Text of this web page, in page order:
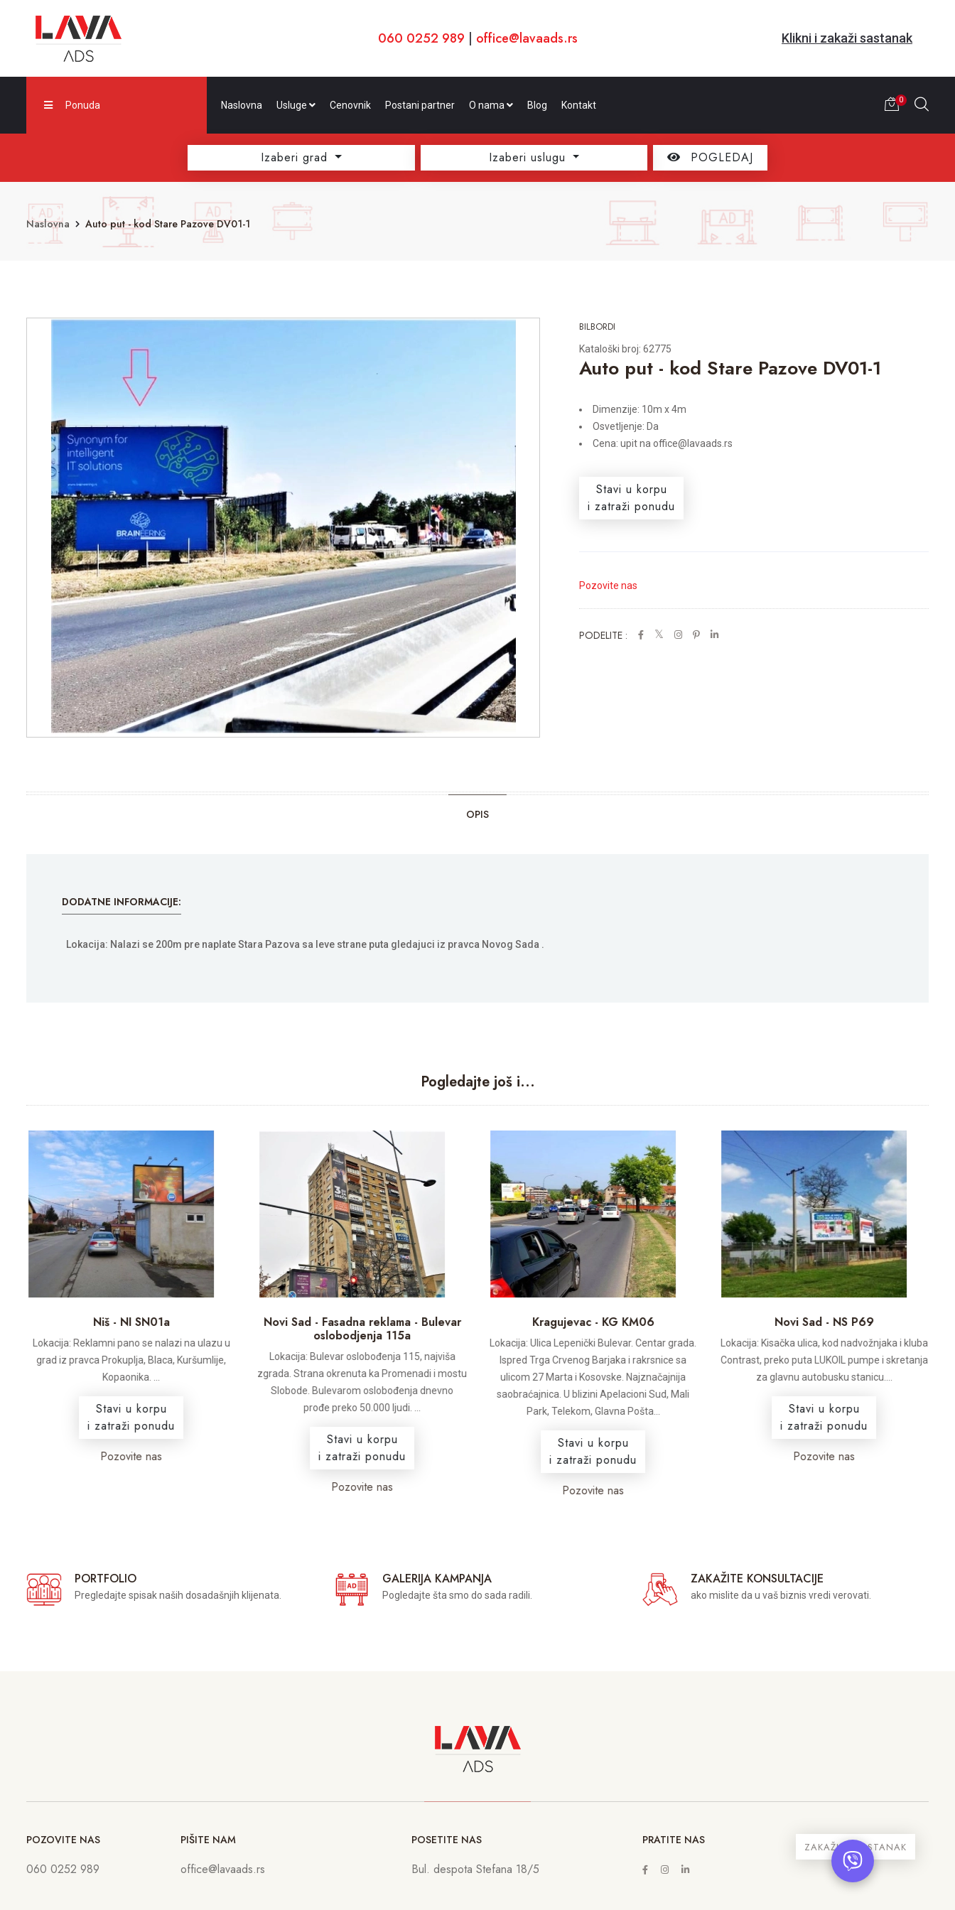
060 0252 989 | office@lavaads.rs Klikni i zakaži sastanak
Ponuda Naslovna Usluge Cenovnik Postani partner O nama Blog Kontakt 0
Izaberi grad Izaberi uslugu POGLEDAJ
Naslovna Auto put - kod Stare Pazove DV01-1
BILBORDI
Kataloški broj: 62775
Auto put - kod Stare Pazove DV01-1
Dimenzije: 10m x 4m
Osvetljenje: Da
Cena: upit na office@lavaads.rs
Stavi u korpu
i zatraži ponudu
Pozovite nas
PODELITE :
OPIS
DODATNE INFORMACIJE:
Lokacija: Nalazi se 200m pre naplate Stara Pazova sa leve strane puta gledajuci iz pravca Novog Sada .
Pogledajte još i...
Niš - NI SN01a
Lokacija: Reklamni pano se nalazi na ulazu u
grad iz pravca Prokuplja, Blaca, Kuršumlije,
Kopaonika. ...
Stavi u korpu
i zatraži ponudu
Pozovite nas
Novi Sad - Fasadna reklama - Bulevar
oslobodjenja 115a
Lokacija: Bulevar oslobođenja 115, najviša
zgrada. Strana okrenuta ka Promenadi i mostu
Slobode. Bulevarom oslobođenja dnevno
prođe preko 50.000 ljudi. ...
Stavi u korpu
i zatraži ponudu
Pozovite nas
Kragujevac - KG KM06
Lokacija: Ulica Lepenički Bulevar. Centar grada.
Ispred Trga Crvenog Barjaka i rakrsnice sa
ulicom 27 Marta i Kosovske. Najznačajnija
saobraćajnica. U blizini Apelacioni Sud, Mali
Park, Telekom, Glavna Pošta...
Stavi u korpu
i zatraži ponudu
Pozovite nas
Novi Sad - NS P69
Lokacija: Kisačka ulica, kod nadvožnjaka i kluba
Contrast, preko puta LUKOIL pumpe i skretanja
za glavnu autobusku stanicu....
Stavi u korpu
i zatraži ponudu
Pozovite nas
PORTFOLIO
Pregledajte spisak naših dosadašnjih klijenata.
GALERIJA KAMPANJA
Pogledajte šta smo do sada radili.
ZAKAŽITE KONSULTACIJE
ako mislite da u vaš biznis vredi verovati.
POZOVITE NAS
060 0252 989
PIŠITE NAM
office@lavaads.rs
POSETITE NAS
Bul. despota Stefana 18/5
PRATITE NAS
ZAKAŽITE SASTANAK